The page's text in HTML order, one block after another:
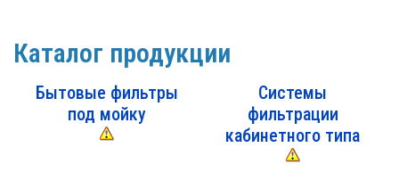
Каталог продукции
Бытовые фильтры
под мойку
Системы
фильтрации
кабинетного типа